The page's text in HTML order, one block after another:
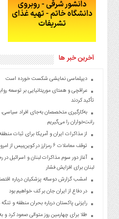
آخرین خبر ها
دیپلماسی نمایشی شکست خورده است
عراقچی و همتای موریتانیایی بر توسعه
تأکید کردند
به‌کارگیری متخصصان به‌جای افراد
رانت‌خواران را می‌گیریم
از مذاکرات ایران و آمریکا برای ثبات
توقف معاملات ۶ رمزارز در کوین‌بیس از امروز
آغاز دور سوم مذاکرات لبنان و اسرائیل
لبنان برای افزایش فشار
امشب گزارش دوساله پزشکیان درباره
در دفاع از ایران جان بر کف خواهیم بود
رایزنی پاکستان درباره بحران منطقه و تنگه
طلا برای چهارمین روز متوالی صعود کرد